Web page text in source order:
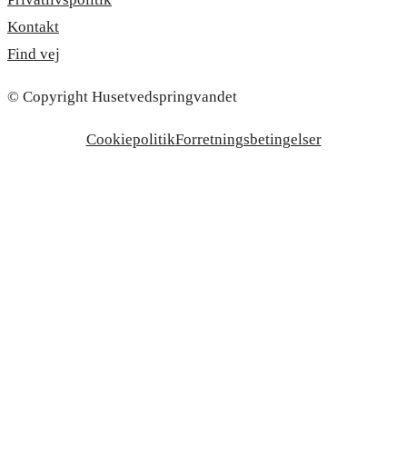
Kontakt
Find vej
© Copyright Husetvedspringvandet
CookiepolitikForretningsbetingelser